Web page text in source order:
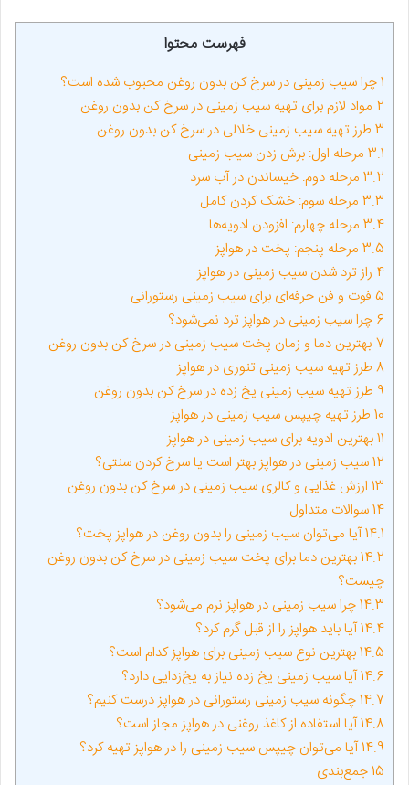
فهرست محتوا
1چرا سیب زمینی در سرخ کن بدون روغن محبوب شده است؟
2 مواد لازم برای تهیه سیب زمینی در سرخ کن بدون روغن
3 طرز تهیه سیب زمینی خلالی در سرخ کن بدون روغن
3.1 مرحله اول: برش زدن سیب زمینی
3.2 مرحله دوم: خیساندن در آب سرد
3.3 مرحله سوم: خشک کردن کامل
3.4 مرحله چهارم: افزودن ادویه‌ها
3.5 مرحله پنجم: پخت در هواپز
4 راز ترد شدن سیب زمینی در هواپز
5 فوت و فن حرفه‌ای برای سیب زمینی رستورانی
6 چرا سیب زمینی در هواپز ترد نمی‌شود؟
7 بهترین دما و زمان پخت سیب زمینی در سرخ کن بدون روغن
8 طرز تهیه سیب زمینی تنوری در هواپز
9 طرز تهیه سیب زمینی یخ زده در سرخ کن بدون روغن
10 طرز تهیه چیپس سیب زمینی در هواپز
11بهترین ادویه برای سیب زمینی در هواپز
12سیب زمینی در هواپز بهتر است یا سرخ کردن سنتی؟
13 ارزش غذایی و کالری سیب زمینی در سرخ کن بدون روغن
14سوالات متداول
14.1آیا می‌توان سیب زمینی را بدون روغن در هواپز پخت؟
14.2بهترین دما برای پخت سیب زمینی در سرخ کن بدون روغن
چیست؟
14.3چرا سیب زمینی در هواپز نرم می‌شود؟
14.4آیا باید هواپز را از قبل گرم کرد؟
14.5بهترین نوع سیب زمینی برای هواپز کدام است؟
14.6آیا سیب زمینی یخ زده نیاز به یخ‌زدایی دارد؟
14.7چگونه سیب زمینی رستورانی در هواپز درست کنیم؟
14.8آیا استفاده از کاغذ روغنی در هواپز مجاز است؟
14.9آیا می‌توان چیپس سیب زمینی را در هواپز تهیه کرد؟
15جمع‌بندی